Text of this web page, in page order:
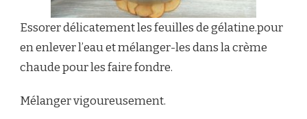
Essorer délicatement les feuilles de gélatine.pour
en enlever l’eau et mélanger-les dans la crème
chaude pour les faire fondre.
Mélanger vigoureusement.